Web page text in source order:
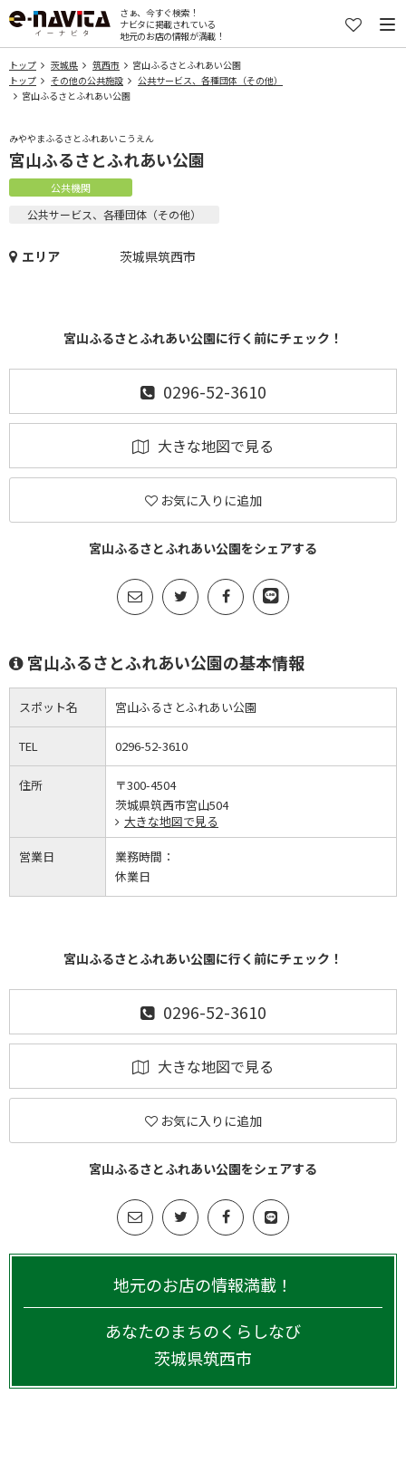
さぁ、今すぐ検索！
ナビタに掲載されている
地元のお店の情報が満載！
トップ 茨城県 筑西市
宮山ふるさとふれあい公園
トップ
その他の公共施設
公共サービス、各種団体（その他）
宮山ふるさとふれあい公園
みややまふるさとふれあいこうえん
宮山ふるさとふれあい公園
公共機関
公共サービス、各種団体（その他）
エリア 茨城県筑西市
宮山ふるさとふれあい公園に行く前にチェック！
0296-52-3610
大きな地図で見る
お気に入りに追加
宮山ふるさとふれあい公園をシェアする
宮山ふるさとふれあい公園の基本情報
スポット名 宮山ふるさとふれあい公園
TEL 0296-52-3610
住所
〒300-4504
茨城県筑西市宮山504
大きな地図で見る
営業日
業務時間：
休業日
宮山ふるさとふれあい公園に行く前にチェック！
0296-52-3610
大きな地図で見る
お気に入りに追加
宮山ふるさとふれあい公園をシェアする
地元のお店の情報満載！
あなたのまちのくらしなび
茨城県筑西市